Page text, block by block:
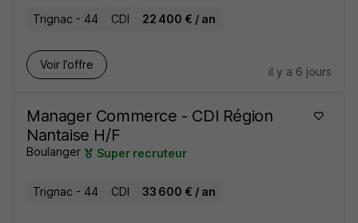
Trignac - 44 CDI 22 400 € / an
Voir l’offre
il y a 6 jours
Manager Commerce - CDI Région
Nantaise H/F
Boulanger Super recruteur
Trignac - 44 CDI 33 600 € / an